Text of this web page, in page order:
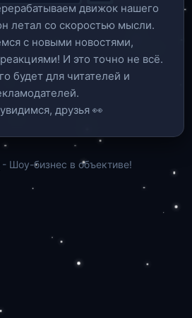
движок нашего
летал со скоростью мысли.
c новыми новостями,
И это точно не всё.
будет для читателей и
друзья 👀
- Шоу-бизнес в объективе!